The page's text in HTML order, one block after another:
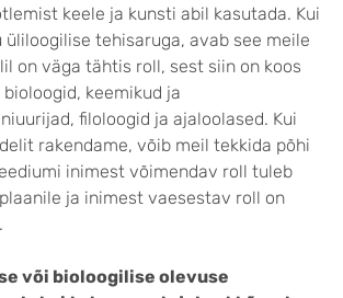
keele ja kunsti abil kasutada. Kui
üliloogilise tehisaruga, avab see meile
on väga tähtis roll, sest siin on koos
keemikud ja
filoloogid ja ajaloolased. Kui
rakendame, võib meil tekkida põhi
inimest võimendav roll tuleb
ja inimest vaesestav roll on
või bioloogilise olevuse